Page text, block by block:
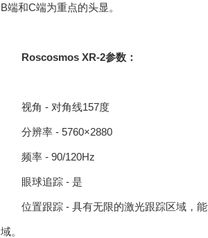
B端和C端为重点的头显。
Roscosmos XR-2参数：
视角 - 对角线157度
分辨率 - 5760×2880
频率 - 90/120Hz
眼球追踪 - 是
位置跟踪 - 具有无限的激光跟踪区域，
域。